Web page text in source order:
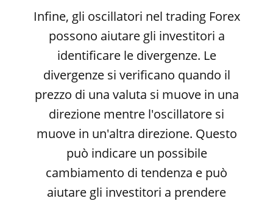
Infine, gli oscillatori nel trading Forex
possono aiutare gli investitori a
identificare le divergenze. Le
divergenze si verificano quando il
prezzo di una valuta si muove in una
direzione mentre l'oscillatore si
muove in un'altra direzione. Questo
può indicare un possibile
cambiamento di tendenza e può
aiutare gli investitori a prendere